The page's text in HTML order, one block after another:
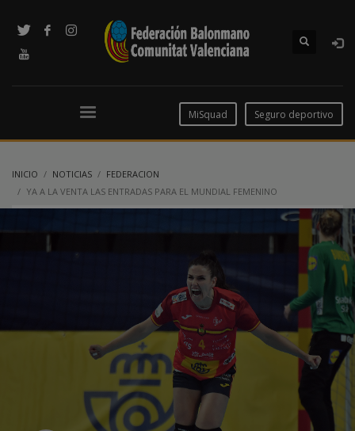
MiSquad Seguro deportivo
INICIO NOTICIAS
FEDERACION
YA A LA VENTA LAS ENTRADAS PARA EL MUNDIAL FEMENINO